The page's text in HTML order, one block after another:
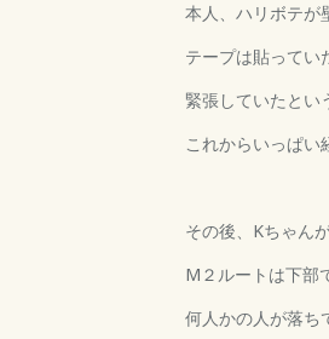
本人、ハリボテが
テープは貼ってい
緊張していたとい
これからいっぱい
その後、Kちゃん
M２ルートは下部
何人かの人が落ち